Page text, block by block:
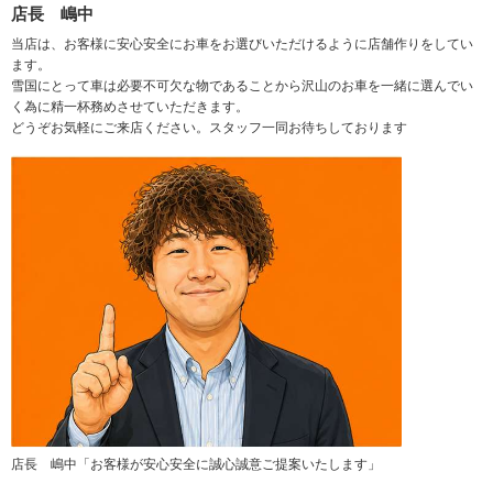
店長 嶋中
当店は、お客様に安心安全にお車をお選びいただけるように店舗作りをしてい
ます。
雪国にとって車は必要不可欠な物であることから沢山のお車を一緒に選んでい
く為に精一杯務めさせていただきます。
どうぞお気軽にご来店ください。スタッフ一同お待ちしております
店長 嶋中「お客様が安心安全に誠心誠意ご提案いたします」